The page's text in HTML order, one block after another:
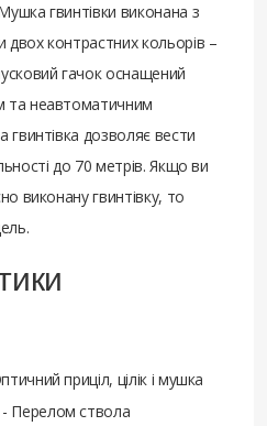
гвинтівки виконана з
контрастних кольорів –
гачок оснащений
та неавтоматичним
гвинтівка дозволяє вести
до 70 метрів. Якщо ви
виконану гвинтівку, то
приціл, цілік і мушка
Перелом ствола